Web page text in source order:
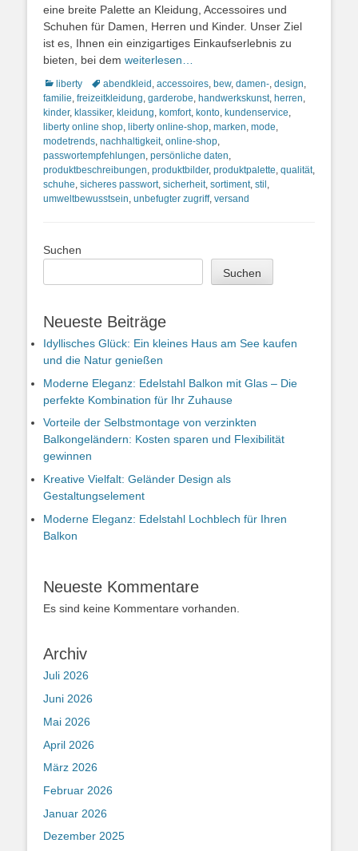
eine breite Palette an Kleidung, Accessoires und
Schuhen für Damen, Herren und Kinder. Unser Ziel
ist es, Ihnen ein einzigartiges Einkaufserlebnis zu
bieten, bei dem weiterlesen…
Kategorien
liberty Schlagworte
abendkleid , accessoires, bew, damen-, design,
familie, freizeitkleidung, garderobe, handwerkskunst, herren,
kinder, klassiker, kleidung, komfort, konto, kundenservice,
liberty online shop, liberty online-shop, marken, mode,
modetrends, nachhaltigkeit, online-shop,
passwortempfehlungen, persönliche daten,
produktbeschreibungen, produktbilder, produktpalette, qualität,
schuhe, sicheres passwort, sicherheit, sortiment, stil ,
umweltbewusstsein, unbefugter zugriff, versand
Suchen
Suchen
Neueste Beiträge
Idyllisches Glück: Ein kleines Haus am See kaufen
und die Natur genießen
Moderne Eleganz: Edelstahl Balkon mit Glas – Die
perfekte Kombination für Ihr Zuhause
Vorteile der Selbstmontage von verzinkten
Balkongeländern: Kosten sparen und Flexibilität
gewinnen
Kreative Vielfalt: Geländer Design als
Gestaltungselement
Moderne Eleganz: Edelstahl Lochblech für Ihren
Balkon
Neueste Kommentare
Es sind keine Kommentare vorhanden.
Archiv
Juli 2026
Juni 2026
Mai 2026
April 2026
März 2026
Februar 2026
Januar 2026
Dezember 2025